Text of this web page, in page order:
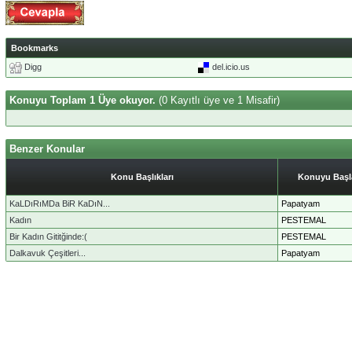
Bookmarks
Digg
del.icio.us
Konuyu Toplam 1 Üye okuyor. (0 Kayıtlı üye ve 1 Misafir)
Benzer Konular
Konu Başlıkları Konuyu
KaLDıRıMDa BiR KaDıN...
Papatyam
Kadın
PESTEMAL
Bir Kadın Gititğinde:(
PESTEMAL
Dalkavuk Çeşitleri...
Papatyam